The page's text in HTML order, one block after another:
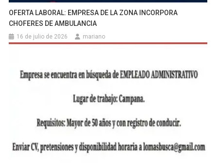
OFERTA LABORAL: EMPRESA DE LA ZONA INCORPORA
CHOFERES DE AMBULANCIA
16 de julio de 2026 mariano